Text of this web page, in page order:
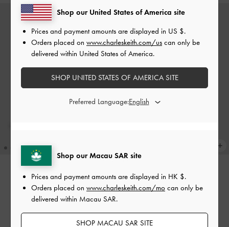
新貨上市
Noane 後背包- 黑銀
HK$699.00
Calla 拼接托特包
Shop our Macau SAR site
Prices and payment amounts are displayed in HK $.
Orders placed on www.charleskeith.com/mo can only be
delivered within Macau SAR.
SHOP MACAU SAR SITE
Shop our United States of America site
Prices and payment amounts are displayed in US $.
Orders placed on www.charleskeith.com/us can only be
delivered within United States of America.
SHOP UNITED STATES OF AMERICA SITE
Preferred Language: